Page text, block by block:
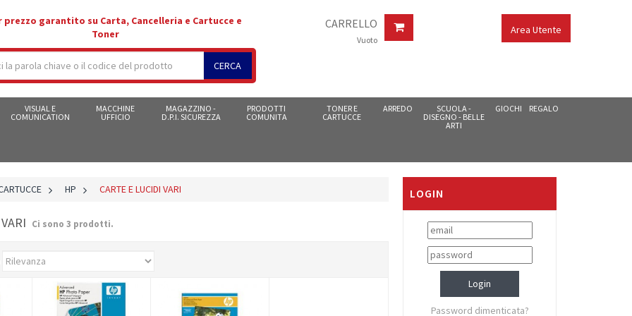
prezzo garantito su Carta, Cancelleria e Cartucce e
Toner
CERCA
CARRELLO
Vuoto
Area Utente
VISUAL E
COMUNICATION
MACCHINE
UFFICIO
MAGAZZINO -
D.P.I. SICUREZZA
PRODOTTI
COMUNITA
TONER E
CARTUCCE
ARREDO
SCUOLA -
DISEGNO - BELLE
ARTI
GIOCHI REGALO
> HP > CARTE E LUCIDI VARI
Ci sono 3 prodotti.
LOGIN
Password dimenticata?